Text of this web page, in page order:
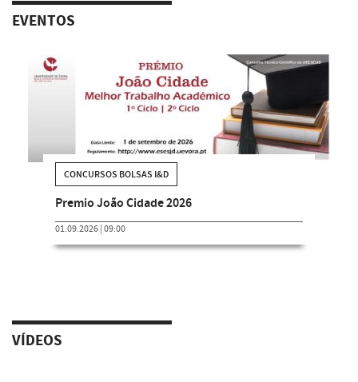
EVENTOS
CONCURSOS BOLSAS I&D
Premio João Cidade 2026
01.09.2026 | 09:00
VÍDEOS